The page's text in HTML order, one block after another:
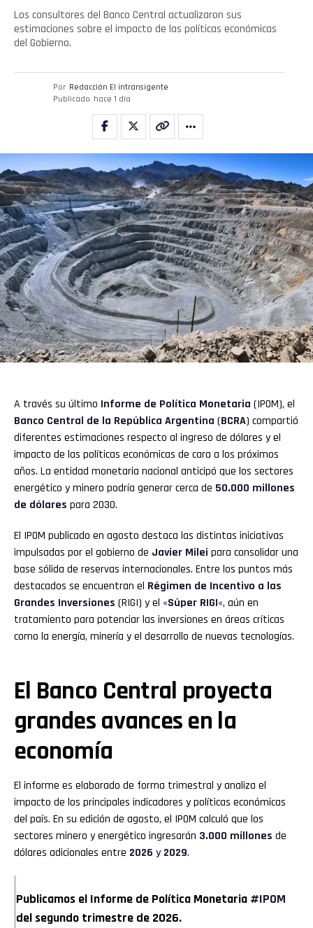
Los consultores del Banco Central actualizaron sus
estimaciones sobre el impacto de las políticas económicas
del Gobierno.
Por Redacción El intransigente
Publicado hace 1 día
A través su último Informe de Política Monetaria (IPOM), el
Banco Central de la República Argentina (BCRA) compartió
diferentes estimaciones respecto al ingreso de dólares y el
impacto de las políticas económicas de cara a los próximos
años. La entidad monetaria nacional anticipó que los sectores
energético y minero podría generar cerca de 50.000 millones
de dólares para 2030.
El IPOM publicado en agosto destaca las distintas iniciativas
impulsadas por el gobierno de Javier Milei para consolidar una
base sólida de reservas internacionales. Entre los puntos más
destacados se encuentran el Régimen de Incentivo a las
Grandes Inversiones (RIGI) y el «Súper RIGI«, aún en
tratamiento para potenciar las inversiones en áreas críticas
como la energía, minería y el desarrollo de nuevas tecnologías.
El Banco Central proyecta
grandes avances en la
economía
El informe es elaborado de forma trimestral y analiza el
impacto de los principales indicadores y políticas económicas
del país. En su edición de agosto, el IPOM calculó que los
sectores minero y energético ingresarán 3.000 millones de
dólares adicionales entre 2026 y 2029.
Publicamos el Informe de Política Monetaria #IPOM
del segundo trimestre de 2026.